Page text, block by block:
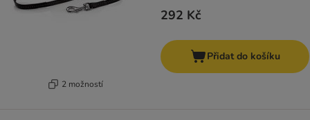
2 možností
292 Kč
Přidat do košíku